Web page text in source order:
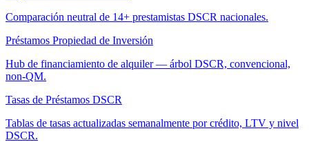
Comparación neutral de 14+ prestamistas DSCR nacionales.
Préstamos Propiedad de Inversión
Hub de financiamiento de alquiler — árbol DSCR, convencional,
non-QM.
Tasas de Préstamos DSCR
Tablas de tasas actualizadas semanalmente por crédito, LTV y nivel
DSCR.